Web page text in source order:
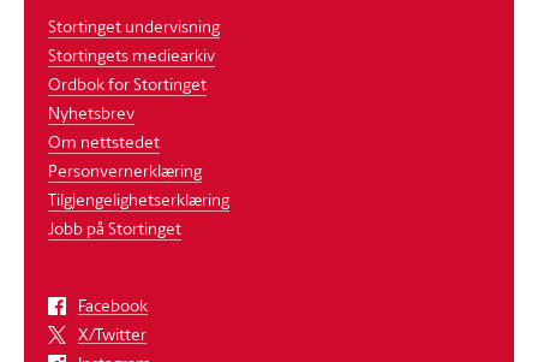
Stortinget undervisning
Stortingets mediearkiv
Ordbok for Stortinget
Nyhetsbrev
Om nettstedet
Personvernerklæring
Tilgjengelighetserklæring
Jobb på Stortinget
Facebook
X/Twitter